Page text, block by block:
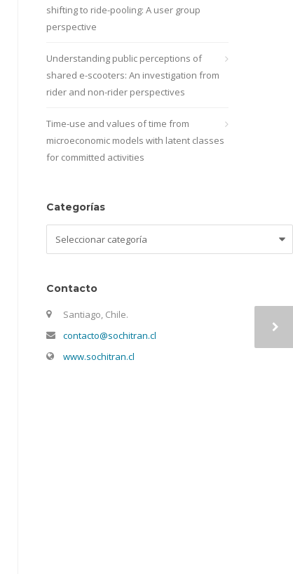
shifting to ride-pooling: A user group
perspective
Understanding public perceptions of
shared e-scooters: An investigation from
rider and non-rider perspectives
Time-use and values of time from
microeconomic models with latent classes
for committed activities
Categorías
Contacto
Santiago, Chile.
contacto@sochitran.cl
www.sochitran.cl